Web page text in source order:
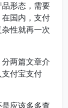
形态，需要
国内，支付
性就再一次
两篇文章介
付宝支付
应该多多查